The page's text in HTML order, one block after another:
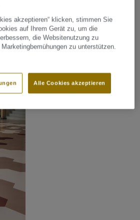
akzeptieren“ klicken, stimmen Sie
auf Ihrem Gerät zu, um die
die Websitenutzung zu
zu unterstützen.
Alle Cookies akzeptieren